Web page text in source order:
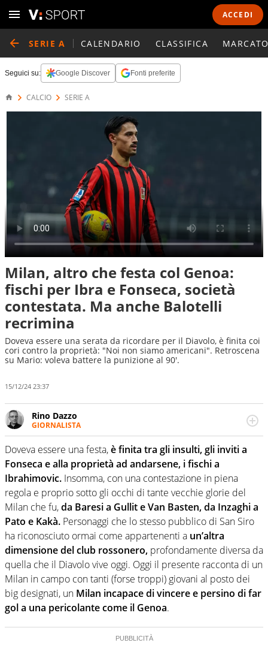
ACCEDI
SERIE A CALENDARIO CLASSIFICA
Seguici su: Google Discover Fonti preferite
CALCIO SERIE A
Milan, altro che festa col Genoa:
fischi per Ibra e Fonseca, società
contestata. Ma anche Balotelli
recrimina
Doveva essere una serata da ricordare per il Diavolo, è finita coi
cori contro la proprietà: "Noi non siamo americani". Retroscena
su Mario: voleva battere la punizione al 90'.
15/12/24 23:37
Rino Dazzo
GIORNALISTA
Se mai ci fosse modo di traslare il glossario del calcio in
una nicchia di esperti, lui ne farebbe parte. Non si perde
una svista arbitrale né gli umori social del mondo delle
curve
Doveva essere una festa,è finita tra gli insulti, gli inviti a
Fonseca e alla proprietà ad andarsene, i fischi a
Ibrahimovic. Insomma, con una contestazione in piena
regola e proprio sotto gli occhi di tante vecchie glorie del
Milan che fu,da Baresi a Gullit e Van Basten, da Inzaghi a
Pato e Kakà. Personaggi che lo stesso pubblico di San Siro
ha riconosciuto ormai come appartenenti a un’altra
dimensione del club rossonero, profondamente diversa da
quella che il Diavolo vive oggi. Oggi il presente racconta di un
Milan in campo con tanti (forse troppi) giovani al posto dei
big designati, un Milan incapace di vincere e persino di far
gol a una pericolante come il Genoa.